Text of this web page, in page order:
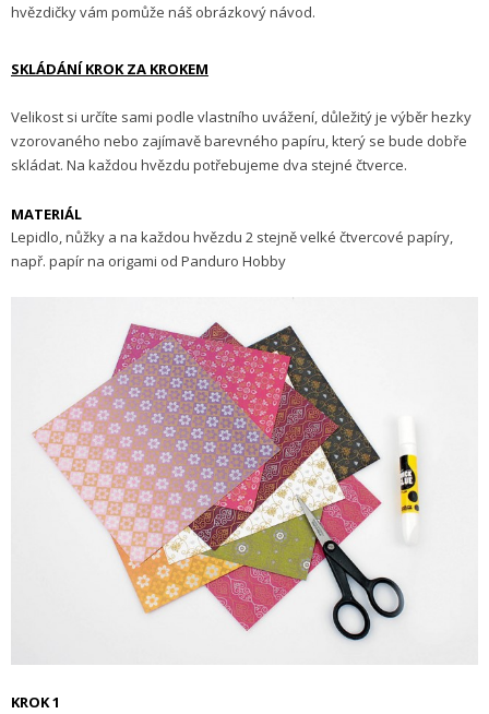
hvězdičky vám pomůže náš obrázkový návod.
SKLÁDÁNÍ KROK ZA KROKEM
Velikost si určíte sami podle vlastního uvážení, důležitý je výběr hezky
vzorovaného nebo zajímavě barevného papíru, který se bude dobře
skládat. Na každou hvězdu potřebujeme dva stejné čtverce.
MATERIÁL
Lepidlo, nůžky a na každou hvězdu 2 stejně velké čtvercové papíry,
např. papír na origami od Panduro Hobby
KROK 1